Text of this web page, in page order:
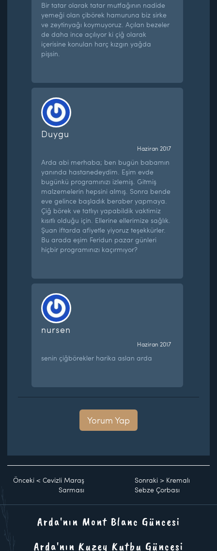
Bir tatar olarak tatar mutfağının nadide
yemeği olan çibörek hamuruna biz sirke
ve zeytinyağı koymuyoruz. Açılan bezeler
de daha ince açılıyor ki çiğ olarak
içerisine konulan harç kızgın yağda
pişsin.
Duygu
Haziran 2017
Arda abi merhaba; ben bugün babamın
yanında hastanedeydim. Eşim evde
bugünkü programınızı izlemiş. Gitmiş
malzemelerin hepsini almış. Sonra bende
eve gelince başladık beraber yapmaya.
Çiğ börek ve tatlıyı yapabildik vaktimiz
kısıtlı olduğu için. Ellerine ellerimize sağlık.
Şuan iftarda afiyetle yiyoruz teşekkürler.
Bu arada eşim Feridun pazar günleri
hiçbir programınızı kaçırmıyor?
nursen
Haziran 2017
senin çiğbörekler harika aslan arda
Yorum Yap
Önceki < Cevizli Maraş
Sarması
Sonraki > Kremalı
Sebze Çorbası
Arda'nın Mont Blanc Güncesi
Arda'nın Kuzey Kutbu Güncesi